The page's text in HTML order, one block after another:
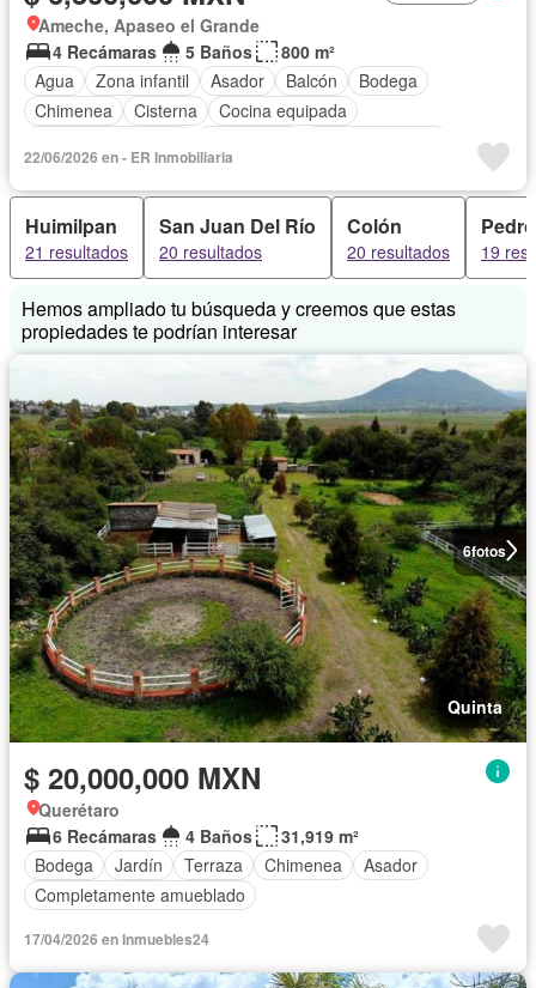
Ameche, Apaseo el Grande
4 Recámaras
5 Baños
800 m²
Agua
Zona infantil Asador Balcón
Bodega
Chimenea
Cisterna
Cocina equipada
Recámara con closet
Sala polivalente
Vista panorámica
Sin amueblar
22/06/2026 en - ER Inmobiliaria
Huimilpan
21 resultados
San Juan Del Río
20 resultados
Colón
20 resultados 19
Hemos ampliado tu búsqueda y creemos que estas
propiedades te podrían interesar
6fotos
Quinta
$ 20,000,000 MXN
Querétaro
6 Recámaras
4 Baños
31,919 m²
Bodega
Jardín Terraza Chimenea
Asador
Completamente amueblado
17/04/2026 en Inmuebles24